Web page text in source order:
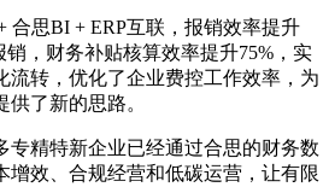
合思BI + ERP互联，报销效率提升
，财务补贴核算效率提升75%，实
流转，优化了企业费控工作效率，为
了新的思路。
专精特新企业已经通过合思的财务数
增效、合规经营和低碳运营，让有限